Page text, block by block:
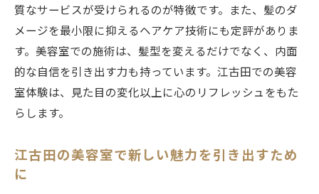
質なサービスが受けられるのが特徴です。また、髪のダ
メージを最小限に抑えるヘアケア技術にも定評がありま
す。美容室での施術は、髪型を変えるだけでなく、内面
的な自信を引き出す力も持っています。江古田での美容
室体験は、見た目の変化以上に心のリフレッシュをもた
らします。
江古田の美容室で新しい魅力を引き出すため
に